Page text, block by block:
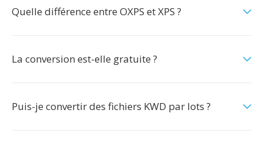
Quelle différence entre OXPS et XPS ?
La conversion est-elle gratuite ?
Puis-je convertir des fichiers KWD par lots ?